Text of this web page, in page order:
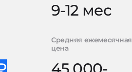
9-12 мес
Средняя ежемесячная
цена